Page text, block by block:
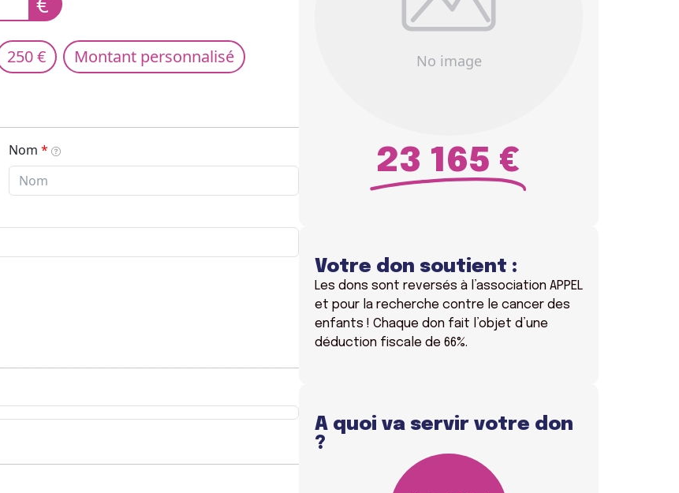
23 165 €
Votre don soutient :
Les dons sont reversés à l’association APPEL
et pour la recherche contre le cancer des
enfants ! Chaque don fait l’objet d’une
déduction fiscale de 66%.
A quoi va servir votre don
?